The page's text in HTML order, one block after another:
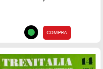
COMPRA